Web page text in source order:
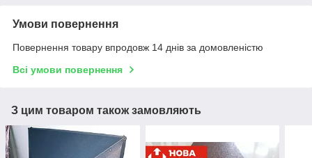
Умови повернення
Повернення товару впродовж 14 днів за домовленістю
Всі умови повернення
З цим товаром також замовляють